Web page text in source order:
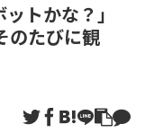
トかな？」
のたびに観